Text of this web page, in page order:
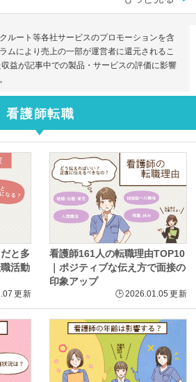
ルート等各社サービスのプロモーションを含
ムにより売上の一部が運営者に還元されるこ
益が記事中での製品・サービスの評価に影響
看護師転職
と多
活動
更新
看護師161人の転職理由TOP10
｜ポジティブな伝え方で面接の
印象アップ
🕒2026.01.05 更新